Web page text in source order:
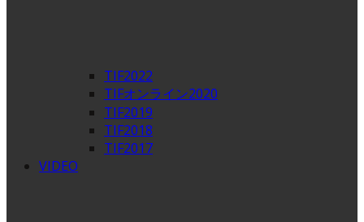
TIF2022
TIFオンライン2020
TIF2019
TIF2018
TIF2017
VIDEO